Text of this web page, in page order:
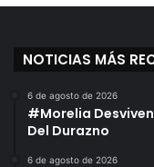
NOTICIAS MÁS
6 de agosto de 2026
#Morelia Desviven
Del Durazno
6 de agosto de 2026